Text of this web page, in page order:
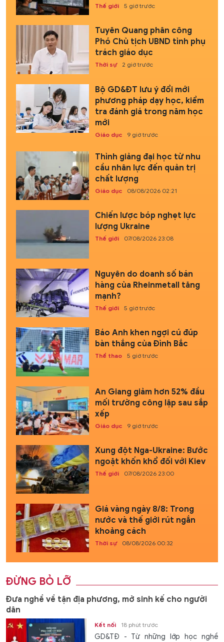
Thế giới 5 giờ trước
Tuyên Quang phân công
Phó Chủ tịch UBND tỉnh phụ
trách giáo dục
Thời sự 2 giờ trước
Bộ GD&ĐT lưu ý đổi mới
phương pháp dạy học, kiểm
tra đánh giá trong năm học
mới
Giáo dục 9 giờ trước
Thỉnh giảng đại học từ nhu
cầu nhân lực đến quản trị
chất lượng
Giáo dục 08/08/2026 02:21
Chiến lược bóp nghẹt lực
lượng Ukraine
Thế giới 07/08/2026 23:08
Nguyên do doanh số bán
hàng của Rheinmetall tăng
mạnh?
Thế giới 5 giờ trước
Báo Anh khen ngợi cú đúp
bàn thắng của Đình Bắc
Thể thao 5 giờ trước
An Giang giảm hơn 52% đầu
mối trường công lập sau sắp
xếp
Giáo dục 9 giờ trước
Xung đột Nga-Ukraine: Bước
ngoặt khốn khổ đối với Kiev
Thế giới 07/08/2026 23:00
Giá vàng ngày 8/8: Trong
nước và thế giới rút ngắn
khoảng cách
Thời sự 08/08/2026 00:32
ĐỪNG BỎ LỠ
Đưa nghề về tận địa phương, mở sinh kế cho người
dân
Kết nối 18 phút trước
GD&TĐ - Từ những lớp học nghề